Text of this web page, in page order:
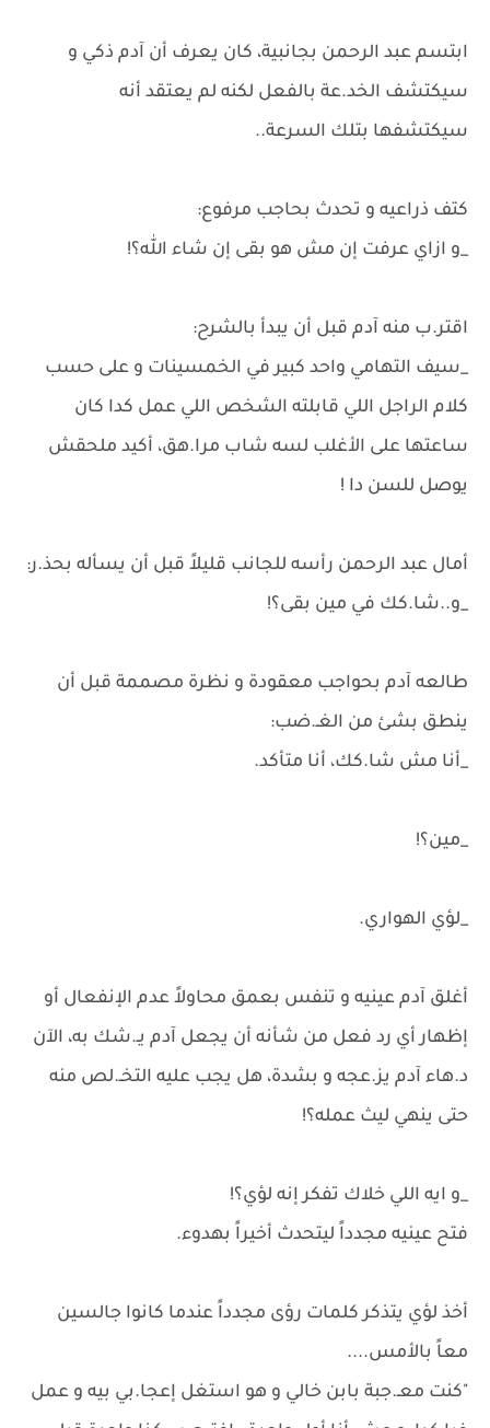
ابتسم عبد الرحمن بجانبية، كان يعرف أن آدم ذكي و
سيكتشف الخد.عة بالفعل لكنه لم يعتقد أنه
سيكتشفها بتلك السرعة..
كتف ذراعيه و تحدث بحاجب مرفوع:
_و ازاي عرفت إن مش هو بقى إن شاء الله؟!
اقتر.ب منه آدم قبل أن يبدأ بالشرح:
_سيف التهامي واحد كبير في الخمسينات و على حسب
كلام الراجل اللي قابلته الشخص اللي عمل كدا كان
ساعتها على الأغلب لسه شاب مرا.هق، أكيد ملحقش
يوصل للسن دا !
أمال عبد الرحمن رأسه للجانب قليلاً قبل أن يسأله بحذ.ر:
_و..شا.كك في مين بقى؟!
طالعه آدم بحواجب معقودة و نظرة مصممة قبل أن
ينطق بشئ من الغـ.ضب:
_أنا مش شا.كك، أنا متأكد.
_مين؟!
_لؤي الهواري.
أغلق آدم عينيه و تنفس بعمق محاولاً عدم الإنفعال أو
إظهار أي رد فعل من شأنه أن يجعل آدم يـ.شك به، الآن
د.هاء آدم يز.عجه و بشدة، هل يجب عليه التخـ.لص منه
حتى ينهي ليث عمله؟!
_و ايه اللي خلاك تفكر إنه لؤي؟!
فتح عينيه مجدداً ليتحدث أخيراً بهدوء.
أخذ لؤي يتذكر كلمات رؤى مجدداً عندما كانوا جالسين
معاً بالأمس....
"كنت معـ.جبة بابن خالي و هو استغل إعجا.بي بيه و عمل